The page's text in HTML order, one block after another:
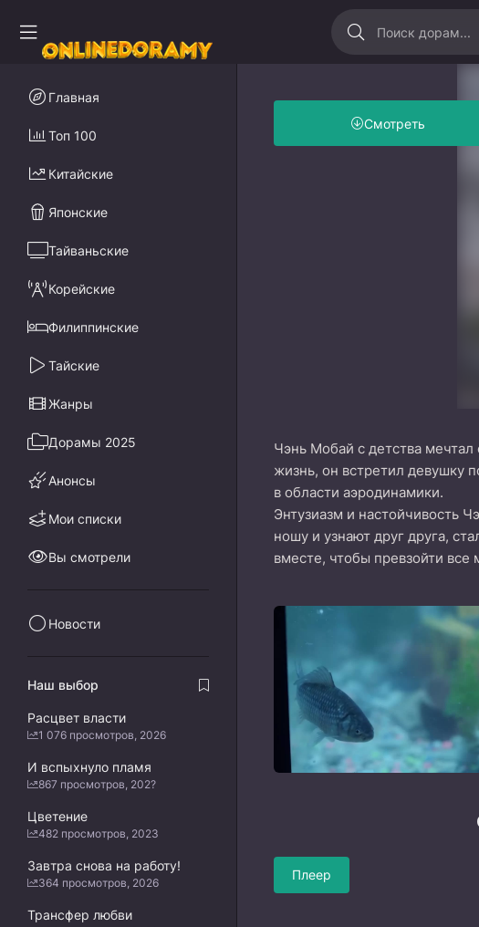
Смотреть
Чэнь Мобай с детства
жизнь, он встретил девушку
в области аэродинамики.
Энтузиазм и настойчивость
ношу и узнают друг друга,
вместе, чтобы превзойти
Плеер
Главная
Топ 100
Китайские
Японские
Тайваньские
Корейские
Филиппинские
Тайские
Жанры
Дорамы 2025
Анонсы
Мои списки
Вы смотрели
Новости
Наш выбор
Расцвет власти
1 076 просмотров, 2026
И вспыхнуло пламя
867 просмотров, 202?
Цветение
482 просмотров, 2023
Завтра снова на работу!
364 просмотров, 2026
Трансфер любви